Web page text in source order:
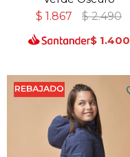
$ 1.867 $ 2.490
$ 1.400